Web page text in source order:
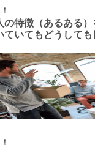
の特徴（あるある）
ていてもどうして
美人は職場ではど
？ファッションセン